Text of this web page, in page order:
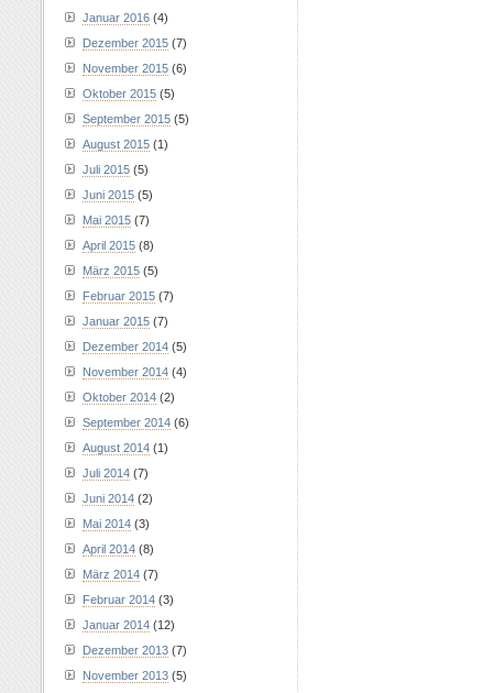
Januar 2016 (4)
Dezember 2015 (7)
November 2015 (6)
Oktober 2015 (5)
September 2015 (5)
August 2015 (1)
Juli 2015 (5)
Juni 2015 (5)
Mai 2015 (7)
April 2015 (8)
März 2015 (5)
Februar 2015 (7)
Januar 2015 (7)
Dezember 2014 (5)
November 2014 (4)
Oktober 2014 (2)
September 2014 (6)
August 2014 (1)
Juli 2014 (7)
Juni 2014 (2)
Mai 2014 (3)
April 2014 (8)
März 2014 (7)
Februar 2014 (3)
Januar 2014 (12)
Dezember 2013 (7)
November 2013 (5)